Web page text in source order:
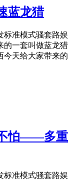
蓝龙猎
标准模式骚套路娱
的一套叫做蓝龙猎
今天给大家带来的
怕——多重
标准模式骚套路娱